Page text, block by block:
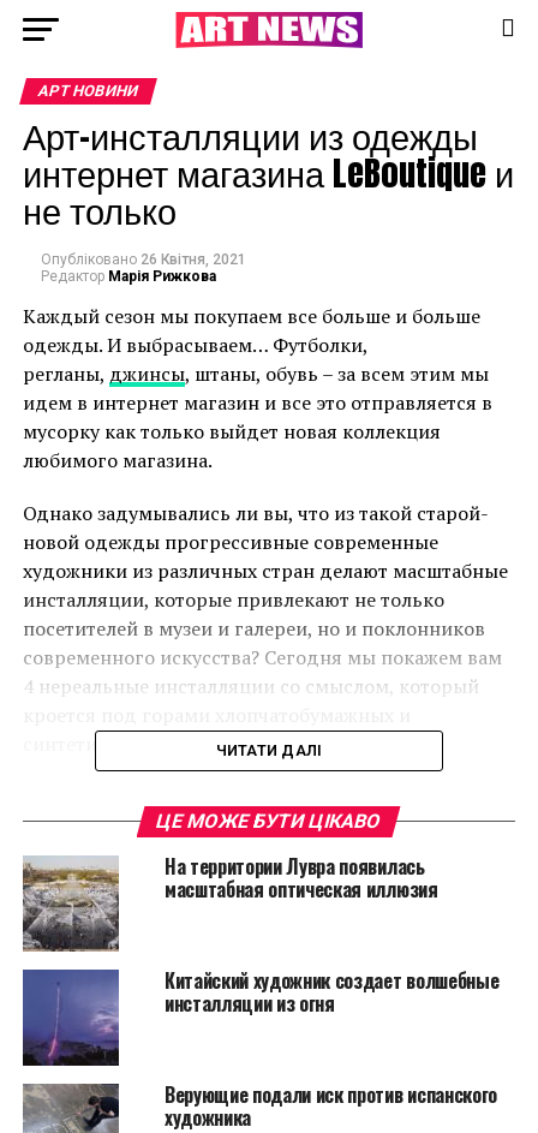
АРТ НОВИНИ
Арт-инсталляции из одежды
интернет магазина LeBoutique и
не только
Опубліковано 26 Квітня, 2021
Редактор Марія Рижкова
Каждый сезон мы покупаем все больше и больше
одежды. И выбрасываем… Футболки,
регланы, джинсы, штаны, обувь – за всем этим мы
идем в интернет магазин и все это отправляется в
мусорку как только выйдет новая коллекция
любимого магазина.
Однако задумывались ли вы, что из такой старой-
новой одежды прогрессивные современные
художники из различных стран делают масштабные
инсталляции, которые привлекают не только
посетителей в музеи и галереи, но и поклонников
современного искусства? Сегодня мы покажем вам
4 нереальные инсталляции со смыслом, который
синтетических предметов одежды.
Ай Вэйвэй и проблема
беженцев
Одна из самых известных инсталляций китайского
художника под названием «Прачечная»
остросоциальную проблему как беженство. Для нее
Вэйвэй собрал аутентичные предметы одежды,
которые принадлежали беженцам Персидского
залива, эмигрировавшим в Европу.
ЧИТАТИ ДАЛІ
ЦЕ МОЖЕ БУТИ ЦІКАВО
На территории Лувра появилась
масштабная оптическая иллюзия
Китайский художник создает волшебные
инсталляции из огня
Верующие подали иск против испанского
художника